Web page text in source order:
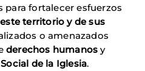
para fortalecer esfuerzos
territorio y de sus
o amenazados
derechos humanos y
de la Iglesia.